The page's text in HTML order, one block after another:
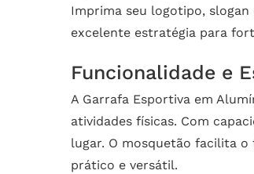
Imprima seu logotipo, slogan
excelente estratégia para
Funcionalidade e
A Garrafa Esportiva em
atividades físicas. Com
lugar. O mosquetão facilita
prático e versátil.